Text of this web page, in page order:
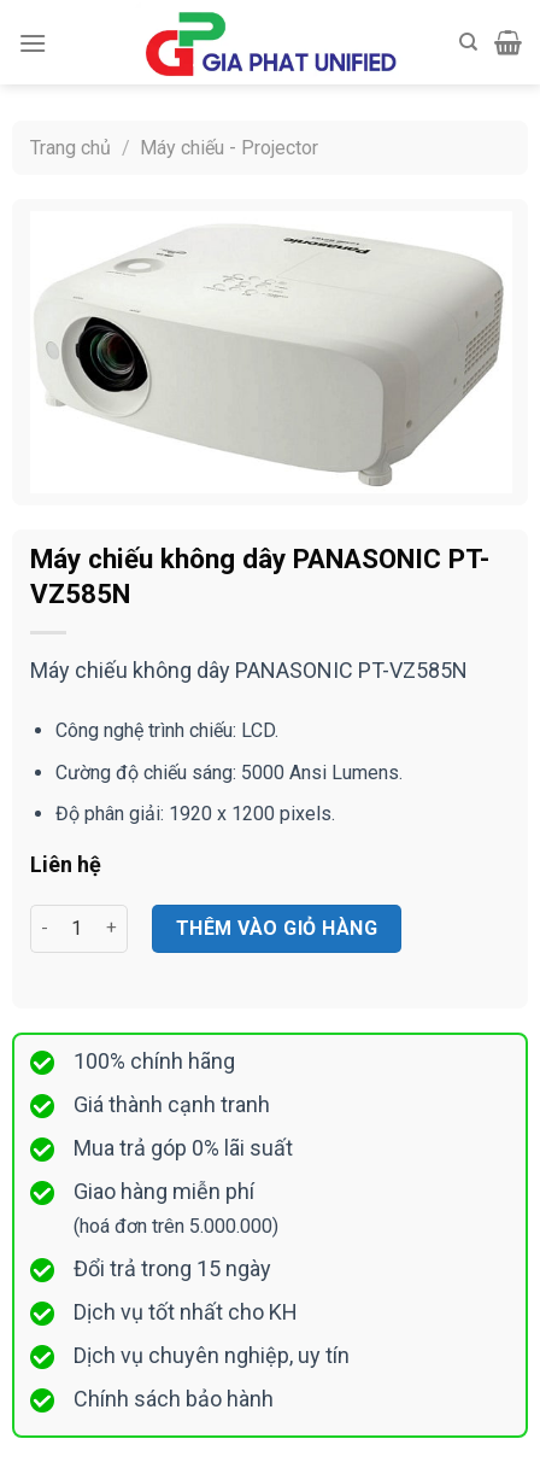
Trang chủ / Máy chiếu - Projector
Máy chiếu không dây PANASONIC PT-
VZ585N
Máy chiếu không dây PANASONIC PT-VZ585N
Công nghệ trình chiếu: LCD.
Cường độ chiếu sáng: 5000 Ansi Lumens.
Độ phân giải: 1920 x 1200 pixels.
Liên hệ
Máy chiếu không dây PANASONIC PT-VZ585N số lượng
THÊM VÀO GIỎ HÀNG
100% chính hãng
Giá thành cạnh tranh
Mua trả góp 0% lãi suất
Giao hàng miễn phí
(hoá đơn trên 5.000.000)
Đổi trả trong 15 ngày
Dịch vụ tốt nhất cho KH
Dịch vụ chuyên nghiệp, uy tín
Chính sách bảo hành